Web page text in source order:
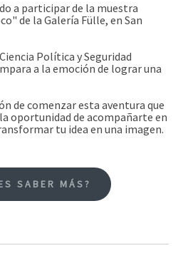
a participar de la muestra
de la Galería Fülle, en San
Política y Seguridad
a la emoción de lograr una
de comenzar esta aventura que
la oportunidad de acompañarte en
tu idea en una imagen.
SABER MÁS?